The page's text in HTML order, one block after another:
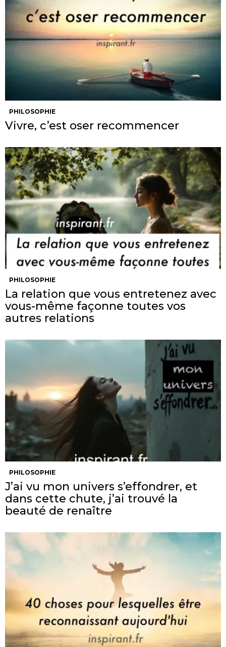
PHILOSOPHIE
Vivre, c’est oser recommencer
PHILOSOPHIE
La relation que vous entretenez avec
vous-même façonne toutes vos
autres relations
PHILOSOPHIE
J’ai vu mon univers s’effondrer, et
dans cette chute, j’ai trouvé la
beauté de renaître